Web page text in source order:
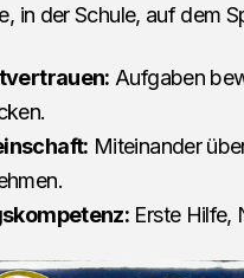
in der Schule, auf dem
Aufgaben
Miteinander
Erste Hilfe,